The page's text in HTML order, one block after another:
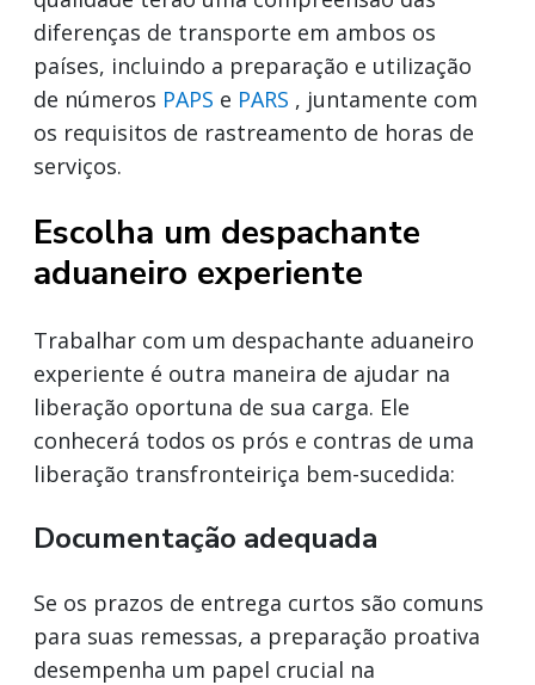
diferenças de transporte em ambos os
países, incluindo a preparação e utilização
de números PAPS e PARS , juntamente com
os requisitos de rastreamento de horas de
serviços.
Escolha um despachante
aduaneiro experiente
Trabalhar com um despachante aduaneiro
experiente é outra maneira de ajudar na
liberação oportuna de sua carga. Ele
conhecerá todos os prós e contras de uma
liberação transfronteiriça bem-sucedida:
Documentação adequada
Se os prazos de entrega curtos são comuns
para suas remessas, a preparação proativa
desempenha um papel crucial na